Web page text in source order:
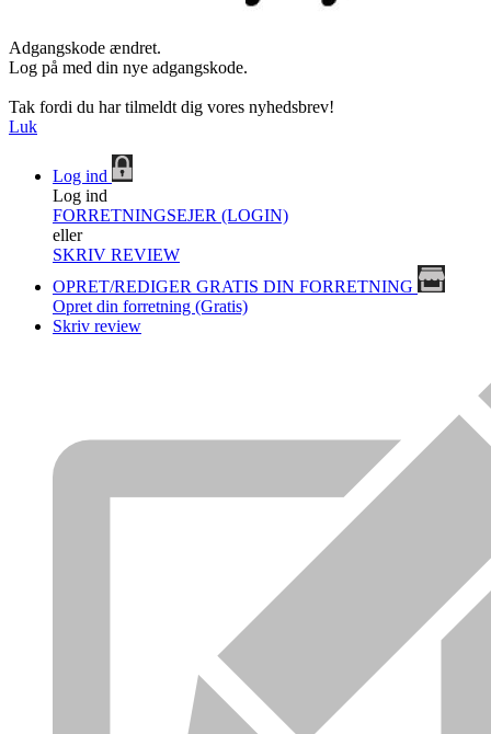
Adgangskode ændret.
Log på med din nye adgangskode.
Tak fordi du har tilmeldt dig vores nyhedsbrev!
Luk
Log ind
Log ind
FORRETNINGSEJER (LOGIN)
eller
SKRIV REVIEW
OPRET/REDIGER GRATIS DIN FORRETNING
Opret din forretning (Gratis)
Skriv review